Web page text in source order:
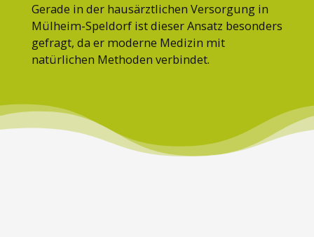
Gerade in der hausärztlichen Versorgung in
Mülheim-Speldorf ist dieser Ansatz besonders
gefragt, da er moderne Medizin mit
natürlichen Methoden verbindet.